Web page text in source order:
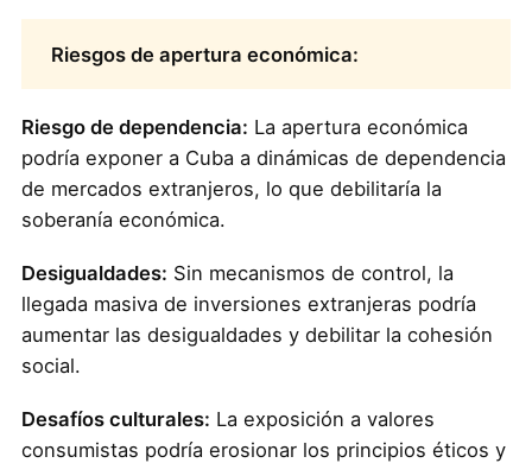
Riesgos de apertura económica:
Riesgo de dependencia: La apertura económica
podría exponer a Cuba a dinámicas de dependencia
de mercados extranjeros, lo que debilitaría la
soberanía económica.
Desigualdades: Sin mecanismos de control, la
llegada masiva de inversiones extranjeras podría
aumentar las desigualdades y debilitar la cohesión
social.
Desafíos culturales: La exposición a valores
consumistas podría erosionar los principios éticos y